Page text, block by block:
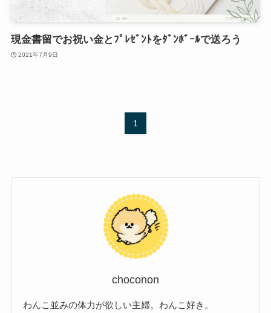
現金書留でお祝い金とﾌﾟﾚｾﾞﾝﾄをﾀﾞﾝﾎﾞｰﾙで送ろう
2021年7月9日
1
choconon
わんこ並みの体力が欲しい主婦。わんこ好き。